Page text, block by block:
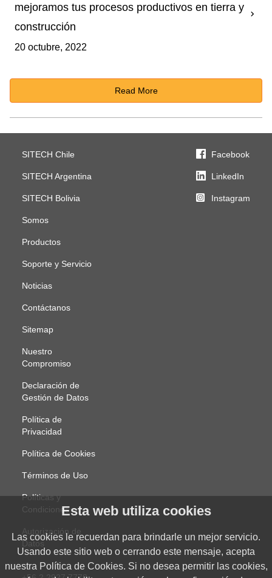
mejoramos tus procesos productivos en tierra y
construcción
20 octubre, 2022
Read More
SITECH Chile
SITECH Argentina
SITECH Bolivia
Somos
Productos
Soporte y Servicio
Noticias
Contáctanos
Sitemap
Nuestro
Compromiso
Declaración de
Gestión de Datos
Política de
Privacidad
Política de Cookies
Términos de Uso
Políticas y
Condiciones
Autorización de
Datos
Facebook
LinkedIn
Instagram
Esta web utiliza cookies
Las cookies le recuerdan para brindarle un mejor servicio.
Usando este sitio web o cerrando este mensaje, acepta
nuestra Política de Cookies. Si no desea permitir las cookies,